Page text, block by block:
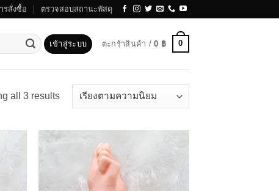
รสั่งซื้อ ตรวจสอบสถานะพัสดุ
เข้าสู่ระบบ ตะกร้าสินค้า /0 ฿ 0
all 3 resultsSorted